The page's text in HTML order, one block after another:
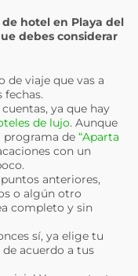
hotel en Playa del
debes considerar
de viaje que vas a
fechas.
ya que hay
de lujo. Aunque
programa de “Aparta
con un
anteriores,
o algún otro
completo y sin
sí, ya elige tu
de acuerdo a tus